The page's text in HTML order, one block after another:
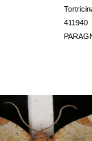
411940